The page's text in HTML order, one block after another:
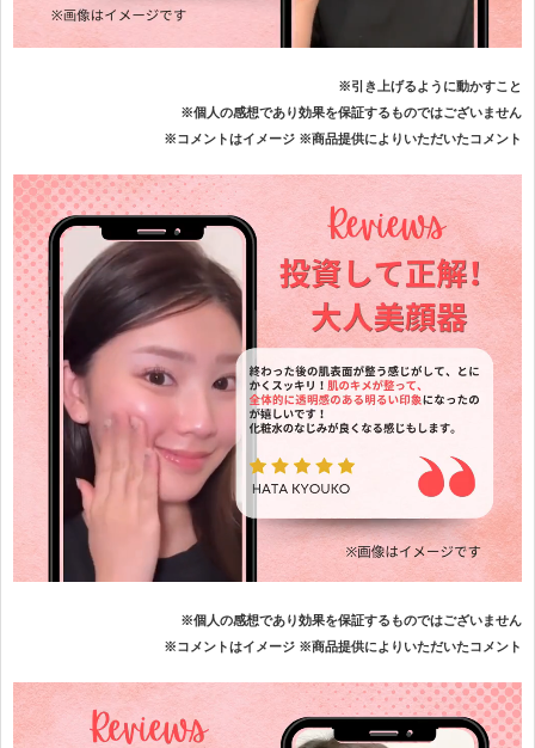
※引き上げるように動かすこと
※個人の感想であり効果を保証するものではございません
※コメントはイメージ ※商品提供によりいただいたコメント
※個人の感想であり効果を保証するものではございません
※コメントはイメージ ※商品提供によりいただいたコメント